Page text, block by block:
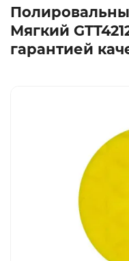
Мягкий
гарантией